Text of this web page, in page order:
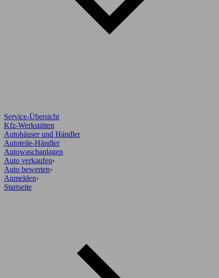
Service-Übersicht
Kfz-Werkstätten
Autohäuser und Händler
Autoteile-Händler
Autowaschanlagen
Auto verkaufen›
Auto bewerten›
Anmelden›
Startseite